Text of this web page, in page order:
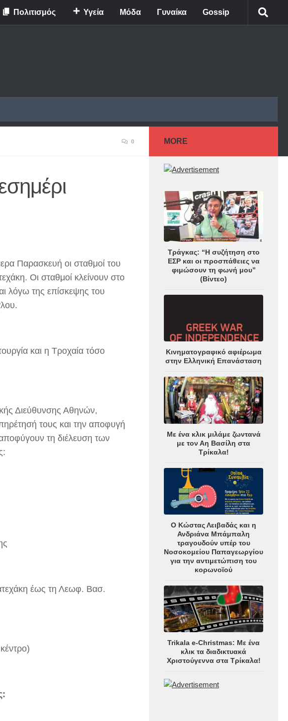
Πολιτισμός Υγεία Μόδα Γυναίκα Gossip
0
Παρασκευή οι σταθμοί του
Οι σταθμοί κλείνουν στο
λόγω της επίσκεψης του
και η Τροχαία τόσο
Διεύθυνσης Αθηνών,
τους και την αποφυγή
τη διέλευση των
έως τη Λεωφ. Βασ.
MORE
Τράγκας: “Η συζήτηση στο
ΕΣΡ και οι προσπάθειες να
φιμώσουν τη φωνή μου”
(Βίντεο)
Κινηματογραφικό αφιέρωμα
στην Ελληνική Επανάσταση
Με ένα κλικ μιλάμε ζωντανά
με τον Αη Βασίλη στα
Τρίκαλα!
Ο Κώστας Λειβαδάς και η
Ανδριάνα Μπάμπαλη
τραγουδούν υπέρ του
Νοσοκομείου Παπαγεωργίου
για την αντιμετώπιση του
κορωνοϊού
Trikala e-Christmas: Με ένα
κλικ τα διαδικτυακά
Χριστούγεννα στα Τρίκαλα!